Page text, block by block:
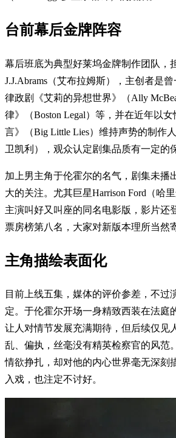
台前幕后金牌阵容
幕后班底为典型好莱坞金牌制作团队，
J.J.Abrams（艾布拉姆斯），主创者是
律政剧《艾莉的异想世界》（Ally
律》（Boston Legal）等，并在近年以
言》（Big Little Lies）维持声势的制作
卫凯利），观众认定剧集品质有一定的
加上男主角于伦霍尔的名气，剧集未播
大的关注。尤其巨星Harrison Ford（哈
主演叫好又叫座的同名电影版，影片还
票房榜第八名，大家对新版本理所当然
主角描绘表面化
目前上线五集，媒体的评价参差，不过
定。于伦霍尔开场一身精致西装在法庭
让人对情节发展充满期待，但后续仅见
乱、偏执，丝毫没有精英检察官的风范
情欲挣扎，却对他的内心世界毫无深刻
入戏，也注定不讨好。